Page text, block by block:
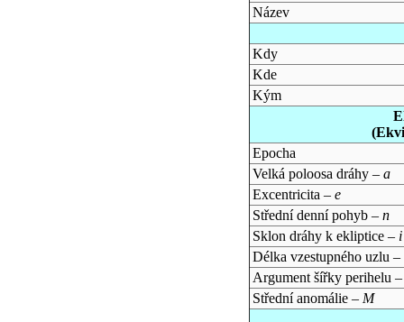
Název
Kdy
Kde
Kým
Epocha
Velká poloosa dráhy – a
Excentricita – e
Střední denní pohyb – n
Sklon dráhy k ekliptice – i
Délka vzestupného uzlu –
Argument šířky perihelu
Střední anomálie – M